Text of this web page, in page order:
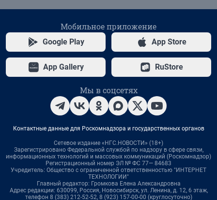
Мобильное приложение
Google Play App Store
App Gallery RuStore
Мы в соцсетях
Контактные данные для Роскомнадзора и государственных органов
Сетевое издание «НГС.НОВОСТИ» (18+)
Зарегистрировано Федеральной службой по надзору в сфере связи,
информационных технологий и массовых коммуникаций (Роскомнадзор)
Регистрационный номер ЭЛ № ФС 77— 84683
Учредитель: Общество с ограниченной ответственностью "ИНТЕРНЕТ
ТЕХНОЛОГИИ"
Главный редактор: Громкова Елена Александровна
Адрес редакции: 630099, Россия, Новосибирск, ул. Ленина, д. 12, 6 этаж,
телефон 8 (383) 212-52-52, 8 (923) 157-00-00 (круглосуточно)